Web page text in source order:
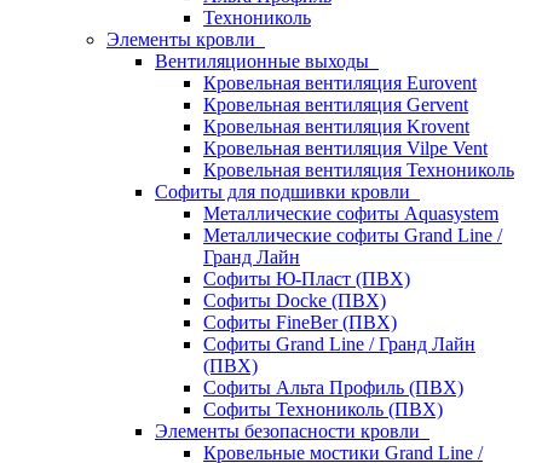
Технониколь
Элементы кровли
Вентиляционные выходы
Кровельная вентиляция Eurovent
Кровельная вентиляция Gervent
Кровельная вентиляция Krovent
Кровельная вентиляция Vilpe Vent
Кровельная вентиляция Технониколь
Cофиты для подшивки кровли
Металлические софиты Aquasystem
Металлические софиты Grand Line /
Гранд Лайн
Софиты Ю-Пласт (ПВХ)
Софиты Docke (ПВХ)
Софиты FineBer (ПВХ)
Софиты Grand Line / Гранд Лайн
(ПВХ)
Софиты Альта Профиль (ПВХ)
Софиты Технониколь (ПВХ)
Элементы безопасности кровли
Кровельные мостики Grand Line /